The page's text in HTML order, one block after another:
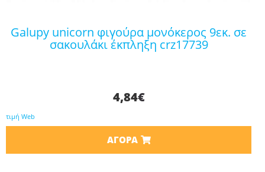
galupy unicorn φιγούρα μονόκερος 9εκ. σε
σακουλάκι έκπληξη crz17739
4,84€
τιμή Web
ΑΓΟΡΆ